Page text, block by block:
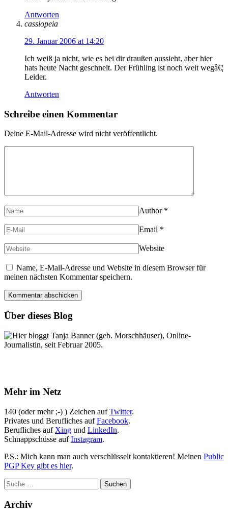
Antworten
cassiopeia
29. Januar 2006 at 14:20
Ich weiß ja nicht, wie es bei dir draußen aussieht, aber hier
hats heute Nacht geschneit. Der Frühling ist noch weit wegâ€¦
Leider.
Antworten
Schreibe einen Kommentar
Deine E-Mail-Adresse wird nicht veröffentlicht.
Author *
Email *
Website
Name, E-Mail-Adresse und Website in diesem Browser für
meinen nächsten Kommentar speichern.
Über dieses Blog
Hier bloggt Tanja Banner (geb. Morschhäuser), Online-
Journalistin, seit Februar 2005.
Mehr im Netz
140 (oder mehr ;-) ) Zeichen aufTwitter.
Privates und Berufliches aufFacebook.
Berufliches auf Xing und LinkedIn.
Schnappschüsse aufInstagram.
P.S.: Mich kann man auch verschlüsselt kontaktieren! Meinen Public
PGP Key gibt es hier.
Archiv